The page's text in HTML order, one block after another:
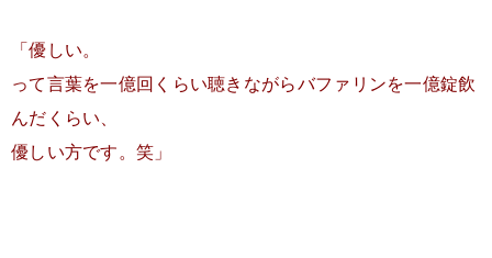
「優しい。
って言葉を一億回くらい聴きながらバファリンを一億錠飲
んだくらい、
優しい方です。笑」